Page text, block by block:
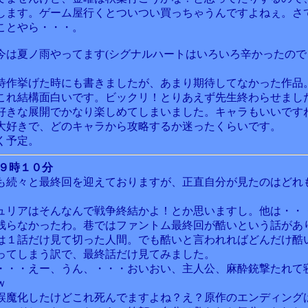
ます。ゲーム屋行くとついつい買っちゃうんですよねぇ。さ
とやら・・・。
は夏ノ雨やってます(シグナルハートはいろいろ辛かったの
作挙げた時にも書きましたが、あまり期待してなかった作品
れ結構面白いです。ビックリ！とりあえず先生終わらせまし
きな展開でかなり楽しめてしまいました。キャラもいいです
好きで、どのキャラから攻略するか迷ったくらいです。
予定。
時１０分
続々と最終回を迎えておりますが、正直自分が見たのはどれ
リアはそんなんで戦争終結かよ！とか思いますし。他は・・
らなかったわ。巷ではファントム最終回が酷いという話があ
１話だけ見て切った人間。でも酷いと言われればどんだけ酷
てしまう訳で、最終話だけ見てみました。
・・えー、うん、・・・おいおい、主人公、麻酔銃撃たれて
魔化したけどこれ死んでますよね？え？原作のエンディング